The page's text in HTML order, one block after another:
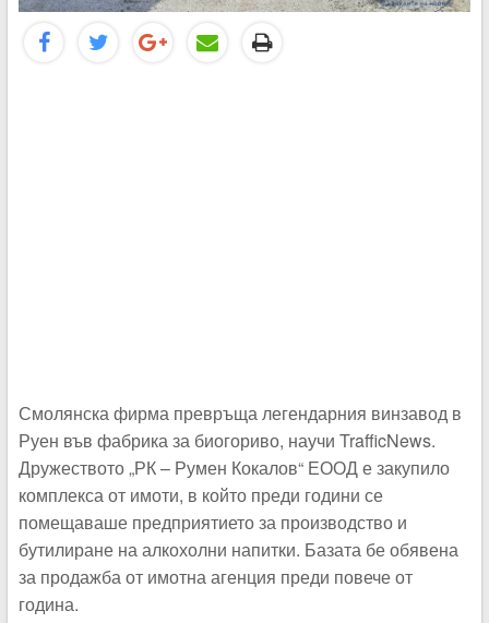
Смолянска фирма превръща легендарния винзавод в
Руен във фабрика за биогориво, научи TrafficNews.
Дружеството „РК – Румен Кокалов“ ЕООД е закупило
комплекса от имоти, в който преди години се
помещаваше предприятието за производство и
бутилиране на алкохолни напитки. Базата бе обявена
за продажба от имотна агенция преди повече от
година.